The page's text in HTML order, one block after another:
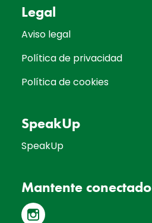
Legal
Aviso legal
Política de privacidad
Política de cookies
SpeakUp
SpeakUp
Mantente conectado